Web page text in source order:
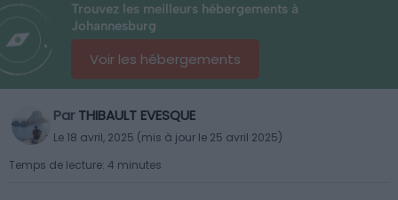
Trouvez les meilleurs hébergements à
Johannesburg
Voir les hébergements
Par THIBAULT EVESQUE
Le 18 avril, 2025 (mis à jour le 25 avril 2025)
Temps de lecture: 4 minutes